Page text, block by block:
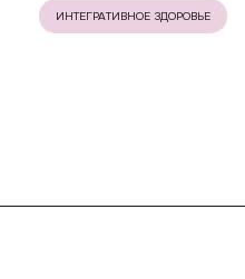
ИНТЕГРАТИВНОЕ ЗДОРОВЬЕ